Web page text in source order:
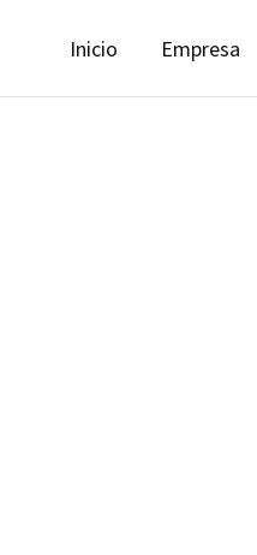
Inicio Empresa